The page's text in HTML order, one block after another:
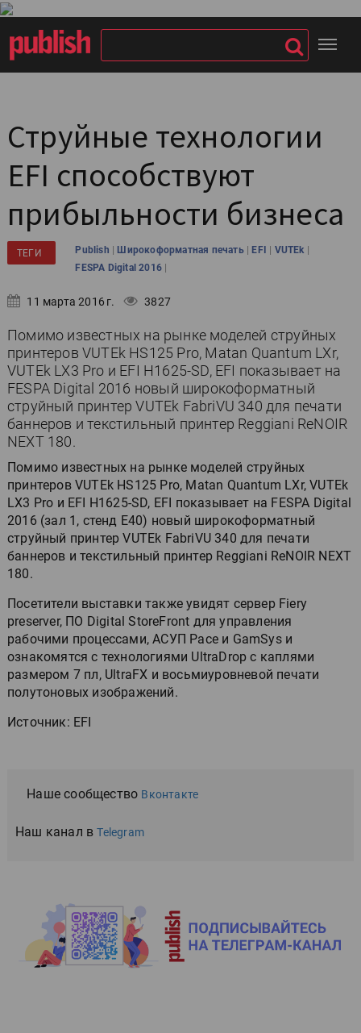
Струйные технологии
EFI способствуют
прибыльности бизнеса
ТЕГИ Publish |Широкоформатная печать |EFI | VUTEk |
FESPA Digital 2016 |
11 марта 2016 г. 3827
Помимо известных на рынке моделей струйных
принтеров VUTEk HS125 Pro, Matan Quantum LXr,
VUTEk LX3 Pro и EFI H1625-SD, EFI показывает на
FESPA Digital 2016 новый широкоформатный
струйный принтер VUTEk FabriVU 340 для печати
баннеров и текстильный принтер Reggiani ReNOIR
NEXT 180.
Помимо известных на рынке моделей струйных
принтеров VUTEk HS125 Pro, Matan Quantum LXr, VUTEk
LX3 Pro и EFI H1625-SD, EFI показывает на FESPA Digital
2016 (зал 1, стенд E40) новый широкоформатный
струйный принтер VUTEk FabriVU 340 для печати
баннеров и текстильный принтер Reggiani ReNOIR NEXT
180.
Посетители выставки также увидят сервер Fiery
preserver, ПО Digital StoreFront для управления
рабочими процессами, АСУП Pace и GamSys и
ознакомятся с технологиями UltraDrop с каплями
размером 7 пл, UltraFX и восьмиуровневой печати
полутоновых изображений.
Источник: EFI
Наше сообщество Вконтакте
Наш канал вTelegram